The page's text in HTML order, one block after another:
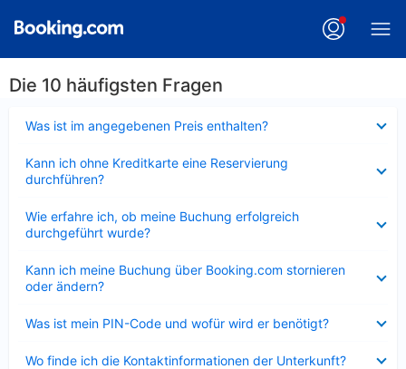
Die 10 häufigsten Fragen
Was ist im angegebenen Preis enthalten?
Kann ich ohne Kreditkarte eine Reservierung
durchführen?
Wie erfahre ich, ob meine Buchung erfolgreich
durchgeführt wurde?
Kann ich meine Buchung über Booking.com stornieren
oder ändern?
Was ist mein PIN-Code und wofür wird er benötigt?
Wo finde ich die Kontaktinformationen der Unterkunft?